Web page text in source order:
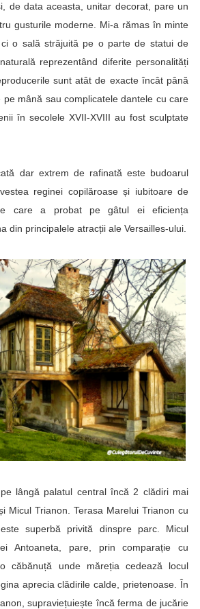
de data aceasta, unitar decorat, pare un
gusturile moderne. Mi-a rămas în minte
o sală străjuită pe o parte de statui de
reprezentând diferite personalități
sunt atât de exacte încât până
mână sau complicatele dantele cu care
în secolele XVII-XVIII au fost sculptate
dar extrem de rafinată este budoarul
reginei copilăroase și iubitoare de
care a probat pe gâtul ei eficiența
din principalele atracții ale Versailles-ului.
lângă palatul central încă 2 clădiri mai
Micul Trianon. Terasa Marelui Trianon cu
superbă privită dinspre parc. Micul
Antoaneta, pare, prin comparație cu
căbănuță unde măreția cedează locul
aprecia clădirile calde, prietenoase. În
supraviețuiește încă ferma de jucărie